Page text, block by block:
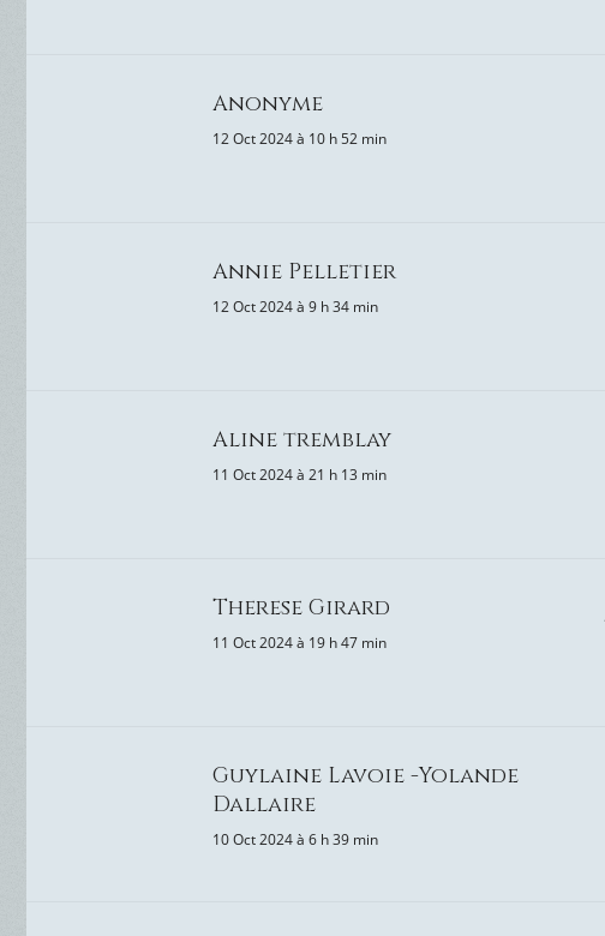
Anonyme
12 Oct 2024 à 10 h 52 min
Annie Pelletier
12 Oct 2024 à 9 h 34 min
Aline tremblay
11 Oct 2024 à 21 h 13 min
Therese Girard
11 Oct 2024 à 19 h 47 min
Guylaine Lavoie -Yolande
Dallaire
10 Oct 2024 à 6 h 39 min